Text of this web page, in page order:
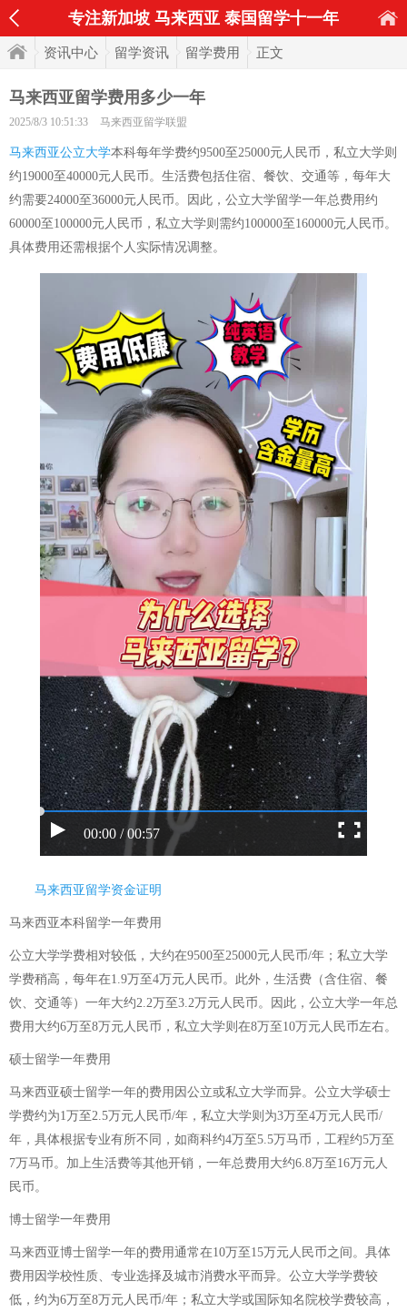
专注新加坡 马来西亚 泰国留学十一年
资讯中心 留学资讯 留学费用 正文
马来西亚留学费用多少一年
2025/8/3 10:51:33 马来西亚留学联盟
马来西亚公立大学本科每年学费约9500至25000元人民币，私立大学则
约19000至40000元人民币。生活费包括住宿、餐饮、交通等，每年大
约需要24000至36000元人民币。因此，公立大学留学一年总费用约
60000至100000元人民币，私立大学则需约100000至160000元人民币。
具体费用还需根据个人实际情况调整。
00:00 / 00:57
马来西亚留学资金证明
马来西亚本科留学一年费用
公立大学学费相对较低，大约在9500至25000元人民币/年；私立大学
学费稍高，每年在1.9万至4万元人民币。此外，生活费（含住宿、餐
饮、交通等）一年大约2.2万至3.2万元人民币。因此，公立大学一年总
费用大约6万至8万元人民币，私立大学则在8万至10万元人民币左右。
硕士留学一年费用
马来西亚硕士留学一年的费用因公立或私立大学而异。公立大学硕士
学费约为1万至2.5万元人民币/年，私立大学则为3万至4万元人民币/
年，具体根据专业有所不同，如商科约4万至5.5万马币，工程约5万至
7万马币。加上生活费等其他开销，一年总费用大约6.8万至16万元人
民币。
博士留学一年费用
马来西亚博士留学一年的费用通常在10万至15万元人民币之间。具体
费用因学校性质、专业选择及城市消费水平而异。公立大学学费较
低，约为6万至8万元人民币/年；私立大学或国际知名院校学费较高，